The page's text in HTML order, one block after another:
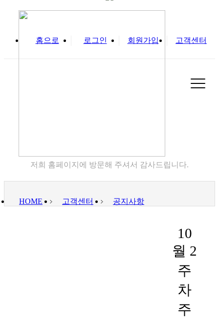
홈으로 로그인 회원가입 고객센터
저희 홈페이지에 방문해 주셔서 감사드립니다.
HOME 고객센터 공지사항
10
월 2
주
차
주